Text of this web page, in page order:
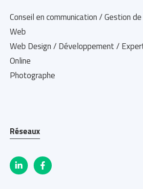
Conseil en communication / Gestion
Web
Web Design / Développement /
Online
Photographe
Réseaux